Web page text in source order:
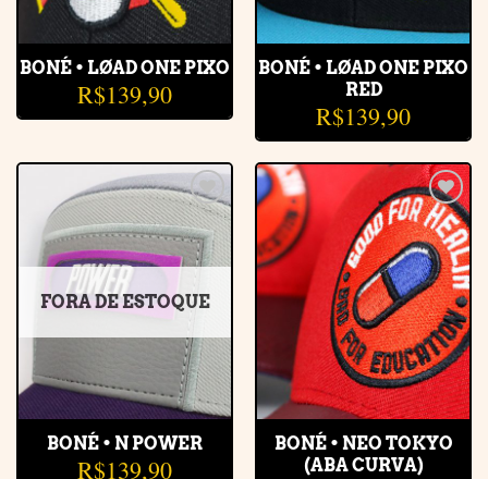
BONÉ • LØAD ONE PIXO
R$139,90
BONÉ • LØAD ONE PIXO
RED
R$139,90
Adicionar
à lista de
FORA DE ESTOQUE
BONÉ • N POWER
R$139,90
Adicionar
à lista de
desejos
BONÉ • NEO TOKYO
(ABA CURVA)